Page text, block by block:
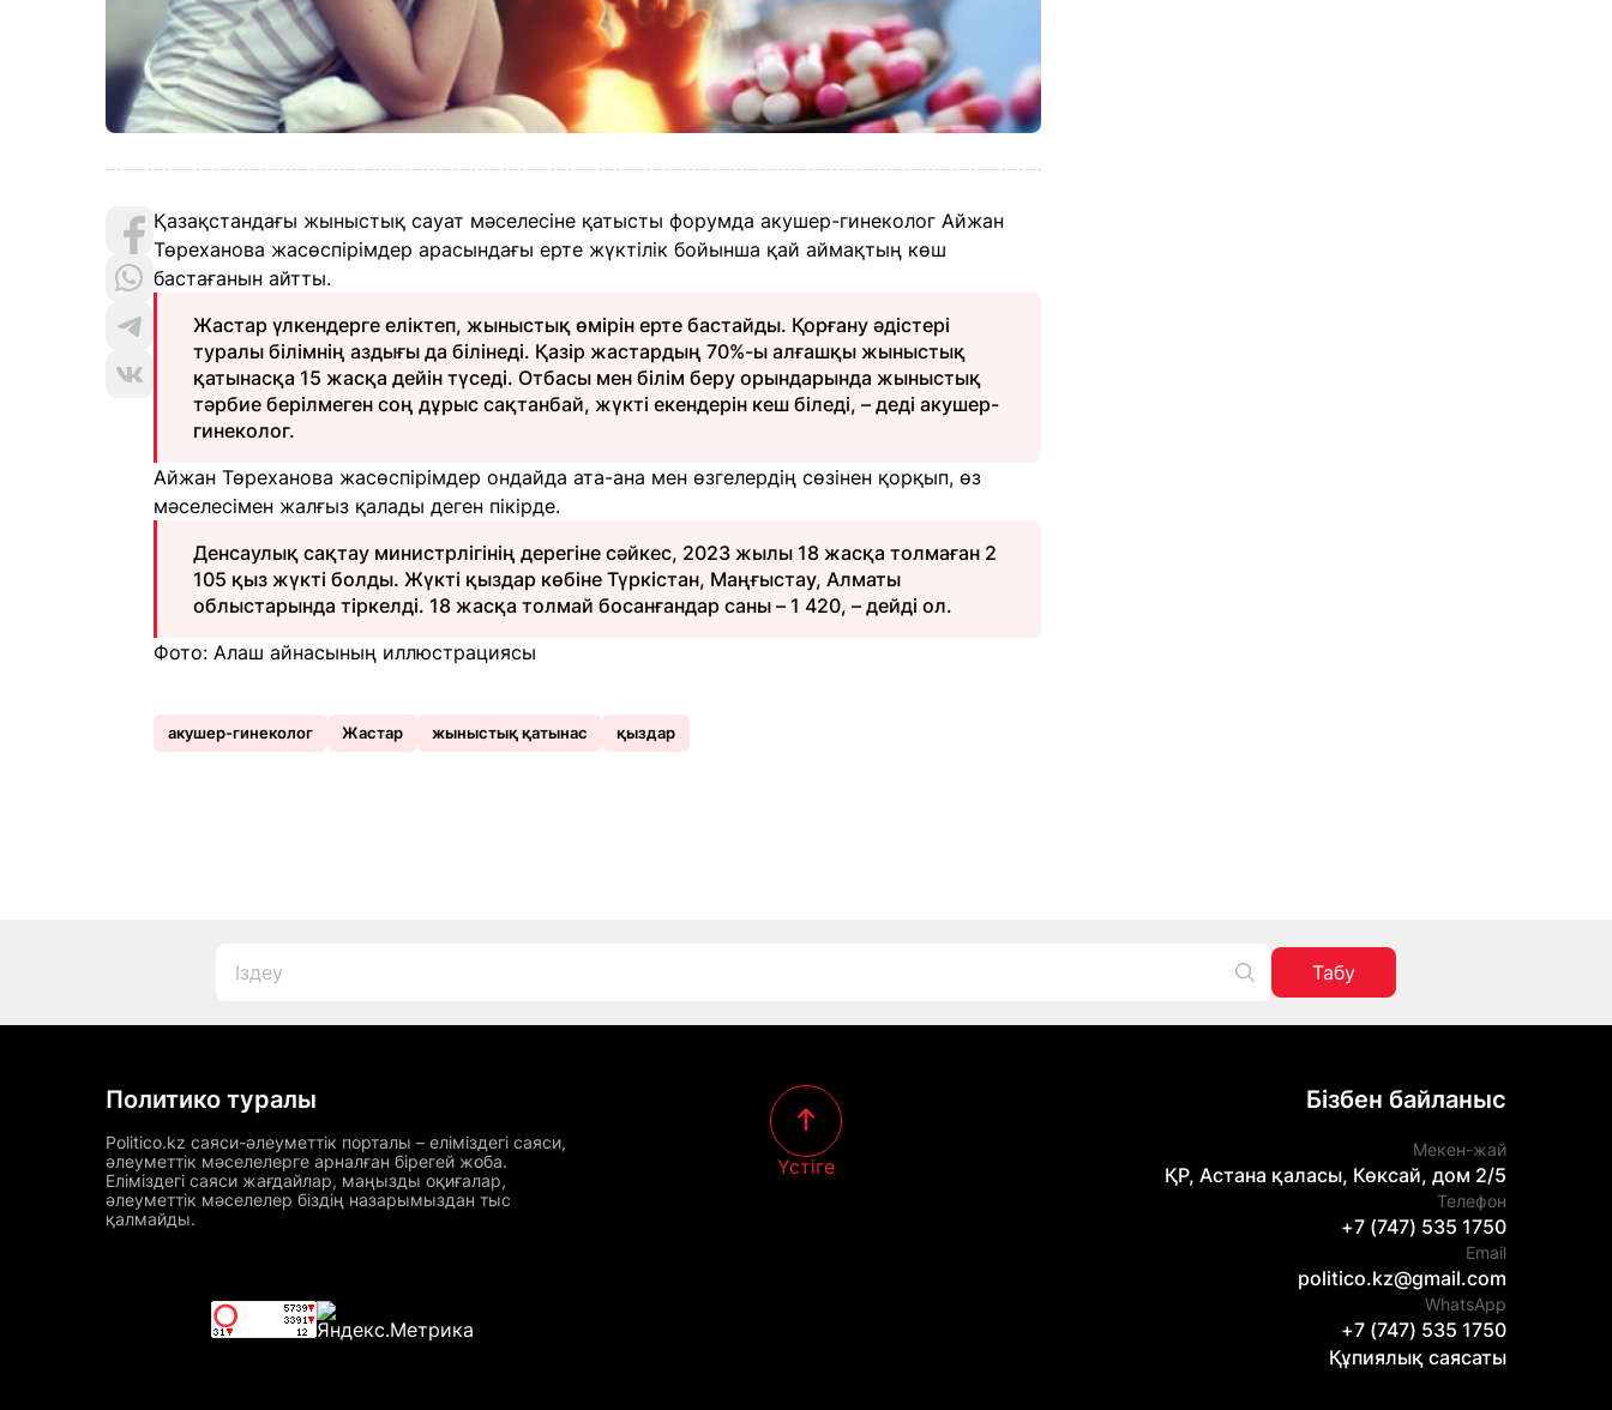
Қазақстандағы жыныстық сауат мәселесіне қатысты форумда акушер-гинеколог Айжан
Төреханова жасөспірімдер арасындағы ерте жүктілік бойынша қай аймақтың көш
бастағанын айтты.
Жастар үлкендерге еліктеп, жыныстық өмірін ерте бастайды. Қорғану әдістері
туралы білімнің аздығы да білінеді. Қазір жастардың 70%-ы алғашқы жыныстық
қатынасқа 15 жасқа дейін түседі. Отбасы мен білім беру орындарында жыныстық
тәрбие берілмеген соң дұрыс сақтанбай, жүкті екендерін кеш біледі, – деді акушер-
гинеколог.
Айжан Төреханова жасөспірімдер ондайда ата-ана мен өзгелердің сөзінен қорқып, өз
мәселесімен жалғыз қалады деген пікірде.
Денсаулық сақтау министрлігінің дерегіне сәйкес, 2023 жылы 18 жасқа толмаған 2
105 қыз жүкті болды. Жүкті қыздар көбіне Түркістан, Маңғыстау, Алматы
облыстарында тіркелді. 18 жасқа толмай босанғандар саны – 1 420, – дейді ол.
Фото: Алаш айнасының иллюстрациясы
акушер-гинеколог Жастар жыныстық қатынас қыздар
Табу
Политико туралы
Politico.kz саяси-әлеуметтік порталы – еліміздегі саяси,
әлеуметтік мәселелерге арналған бірегей жоба.
Еліміздегі саяси жағдайлар, маңызды оқиғалар,
әлеуметтік мәселелер біздің назарымыздан тыс
қалмайды.
Үстіге
Бізбен байланыс
Мекен-жай
ҚР, Астана қаласы, Көксай, дом 2/5
Телефон
+7 (747) 535 1750
Email
politico.kz@gmail.com
WhatsApp
+7 (747) 535 1750
Құпиялық саясаты